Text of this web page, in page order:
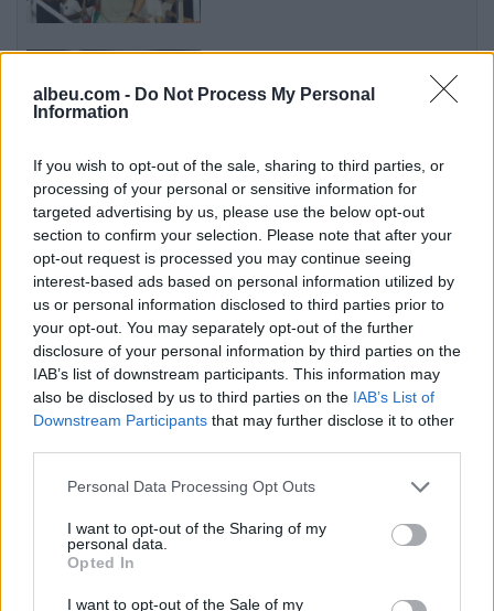
albeu.com - Do Not Process My Personal
Information
If you wish to opt-out of the sale, sharing to third parties, or
processing of your personal or sensitive information for
targeted advertising by us, please use the below opt-out
section to confirm your selection. Please note that after your
opt-out request is processed you may continue seeing
interest-based ads based on personal information utilized by
us or personal information disclosed to third parties prior to
your opt-out. You may separately opt-out of the further
disclosure of your personal information by third parties on the
IAB’s list of downstream participants. This information may
also be disclosed by us to third parties on the IAB’s List of
Downstream Participants that may further disclose it to other
Personal Data Processing Opt Outs
I want to opt-out of the Sharing of my
personal data.
Opted In
I want to opt-out of the Sale of my
Don Xhoni i kthehet ashpër një
personi në publik, çfarë ndodhi
me reperin?
Mbërrin në Shqipëri nga
Kolumbia “Kimisti” i laboratorit
të kokainës në Frakull
Partizani triumfon në “Elbasan
Arena”, mposht në miqësore
pretendentët e Superiores
te dy opsione të tjera